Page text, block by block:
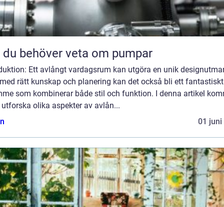
behöver veta om pumpar
Ett avlångt vardagsrum kan utgöra en unik
rätt kunskap och planering kan det också bli ett fantastiskt
som kombinerar både stil och funktion. I denna artikel
olika aspekter av avlån...
01 juni